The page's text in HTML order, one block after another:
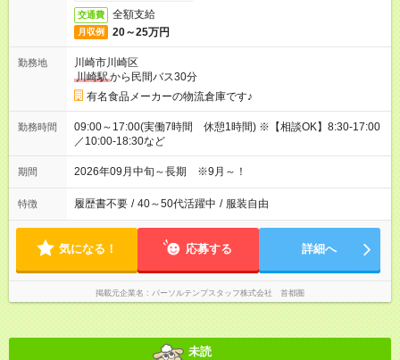
交通費 全額支給
月収例 20～25万円
勤務地
川崎市川崎区
川崎駅から民間バス30分
有名食品メーカーの物流倉庫です♪
勤務時間
09:00～17:00(実働7時間 休憩1時間) ※【相談OK】8:30-17:00
／10:00-18:30など
期間 2026年09月中旬～長期 ※9月～！
特徴 履歴書不要 / 40～50代活躍中 / 服装自由
気になる！ 応募する 詳細へ
掲載元企業名 パーソルテンプスタッフ株式会社 首都圏
未読